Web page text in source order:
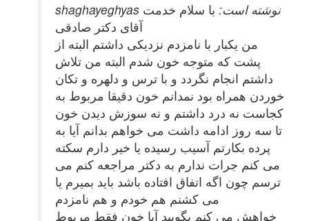
shaghayeghyas نوشته است: با سلام خدمت
آقای دکتر صادقی
من یکبار با نامزدم نزدیکی داشتم البته از
پشت که متوجه خون شدم البته من تلاش
داشتم انجام نگردد و با ترس و دلهره و تکان
خوردن همراه بود نمدانم خون دقیقا مربوط به
کجاست نه درد داشتم و نه سوزش دیدن خون
تا سه روز ادامه داشت می خواهم بدانم آیا به
پرده بکارتم آسیب رسیده یا خیر دارم سکته
می کنم جرات ندارم به دکتر مراجعه کنم می
ترسم چون اگه اتفاق افتاده باشد باید بمیرم یا
می کشنم هم خودم و هم نامزدم
خواهش می کنم بگویید آیا خون فقط مربوط